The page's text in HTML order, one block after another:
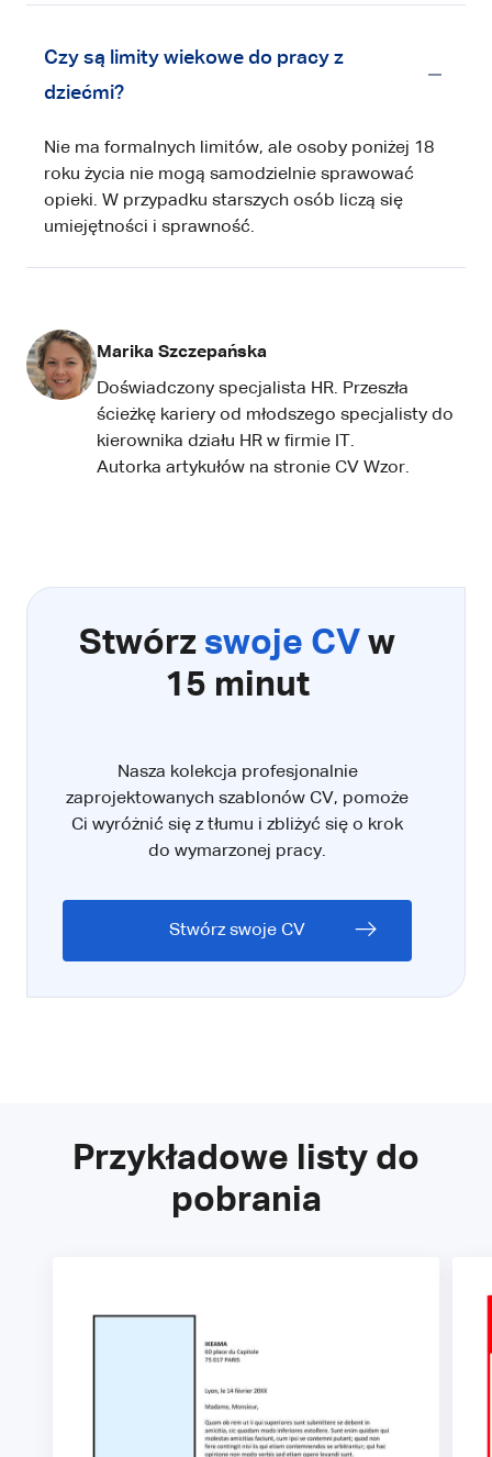
Czy są limity wiekowe do pracy z
dziećmi?
Nie ma formalnych limitów, ale osoby poniżej 18
roku życia nie mogą samodzielnie sprawować
opieki. W przypadku starszych osób liczą się
umiejętności i sprawność.
Marika Szczepańska
Doświadczony specjalista HR. Przeszła
ścieżkę kariery od młodszego specjalisty do
kierownika działu HR w firmie IT.
Autorka artykułów na stronie CV Wzor.
Stwórz swoje CV w
15 minut
Nasza kolekcja profesjonalnie
zaprojektowanych szablonów CV, pomoże
Ci wyróżnić się z tłumu i zbliżyć się o krok
do wymarzonej pracy.
Stwórz swoje CV
Przykładowe listy do
pobrania